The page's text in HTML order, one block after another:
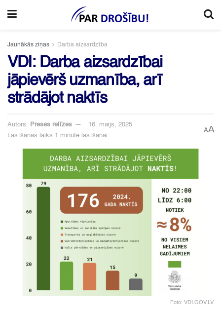
Jaunākās ziņas Darba aizsardzība
VDI: Darba aizsardzībai
jāpievērš uzmanība, arī
strādājot naktīs
Autors: Preses relīzes
16. maijs, 2025
Lasīšanas laiks:1 minūte lasīšanai
AA
Foto: VDI.GOV.LV